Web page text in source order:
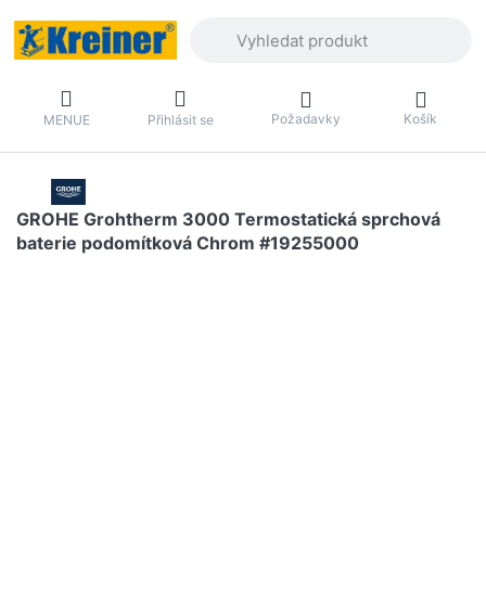
MENUE Přihlásit se Požadavky Košík
GROHE Grohtherm 3000 Termostatická sprchová
baterie podomítková Chrom #19255000